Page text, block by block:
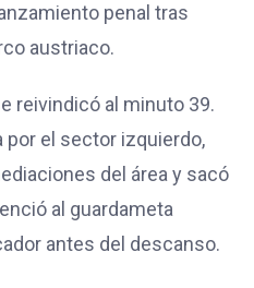
penal tras
austriaco.
reivindicó al minuto 39.
por el sector izquierdo,
del área y sacó
al guardameta
antes del descanso.